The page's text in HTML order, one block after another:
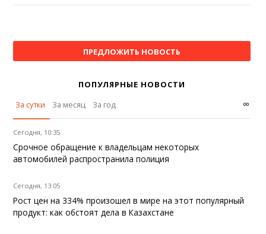
ПРЕДЛОЖИТЬ НОВОСТЬ
ПОПУЛЯРНЫЕ НОВОСТИ
За сутки
За месяц За год ∞
Сегодня, 10:35
Срочное обращение к владельцам некоторых
автомобилей распространила полиция
Сегодня, 13:05
Рост цен на 334% произошел в мире на этот популярный
продукт: как обстоят дела в Казахстане